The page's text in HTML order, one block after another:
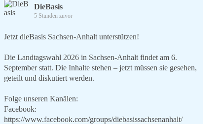
DieBasis
5 Stunden zuvor
Jetzt dieBasis Sachsen-Anhalt unterstützen!
Die Landtagswahl 2026 in Sachsen-Anhalt findet am 6.
September statt. Die Inhalte stehen – jetzt müssen sie gesehen,
geteilt und diskutiert werden.
Folge unseren Kanälen:
Facebook:
https://www.facebook.com/groups/diebasissachsenanhalt/